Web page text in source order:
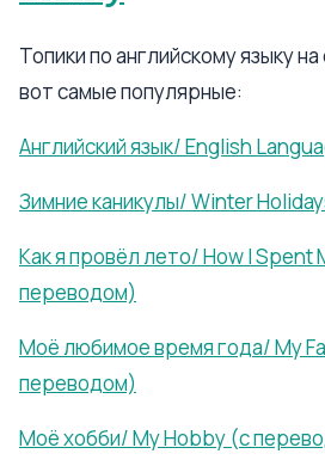
Топики по английскому языку
вот самые популярные:
Английский язык/ English
Зимние каникулы/ Winter
Как я провёл лето/ How I Spent
переводом)
Моё любимое время года/ My
переводом)
Моё хобби/ My Hobby (с